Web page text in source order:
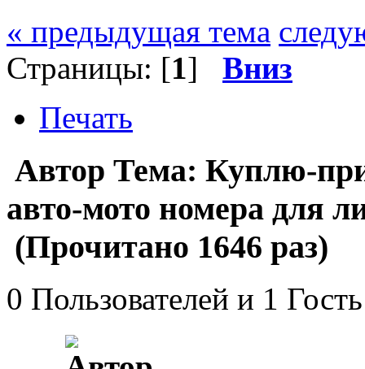
« предыдущая тема
Страницы: [1] Вниз
Печать
Автор Тема: Куплю-
авто-мото номера для
(Прочитано 1646 раз)
0 Пользователей и 1